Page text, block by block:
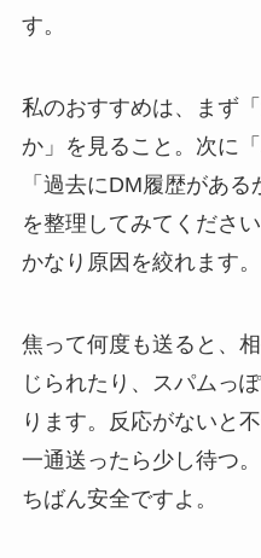
す。
私のおすすめは、まず
か」を見ること。次に
「過去にDM履歴があ
を整理してみてくださ
かなり原因を絞れます。
焦って何度も送ると、
じられたり、スパムっ
ります。反応がないと
一通送ったら少し待つ
ちばん安全ですよ。